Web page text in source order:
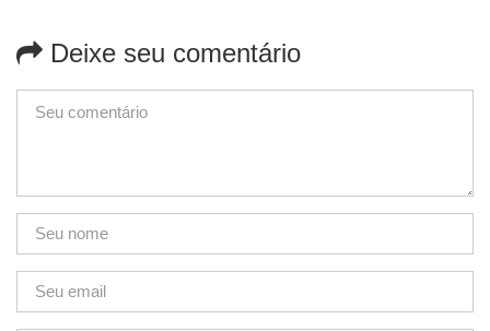
Deixe seu comentário